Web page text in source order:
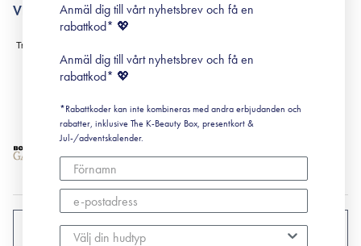
Black Friday
Villkor
Leverans & Retur
Köpvillkor
Prenumerationsvillkor
Cookiepolicy
SVERIGE
Anmäl dig till vårt nyhetsbrev och få en
rabattkod* 💖
Anmäl dig till vårt nyhetsbrev och få en
rabattkod* 💖
*Rabattkoder kan inte kombineras med andra erbjudanden och
rabatter, inklusive The K-Beauty Box, presentkort &
Jul-/adventskalender.